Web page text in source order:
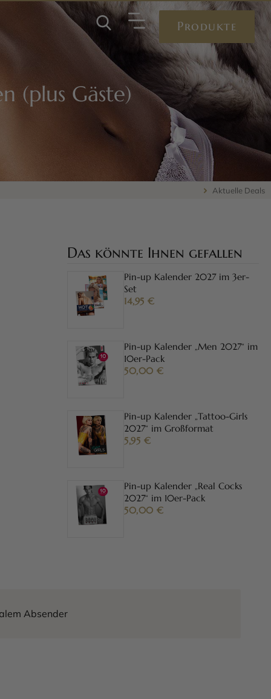
Produkte
(plus Gäste)
Aktuelle Deals
Das könnte Ihnen gefallen
Pin-up Kalender 2027 im 3er-
Set
14,95€
Pin-up Kalender „Men 2027“ im
10er-Pack
50,00€
Pin-up Kalender „Tattoo-Girls
2027“ im Großformat
5,95 €
Pin-up Kalender „Real Cocks
2027“ im 10er-Pack
50,00€
Absender